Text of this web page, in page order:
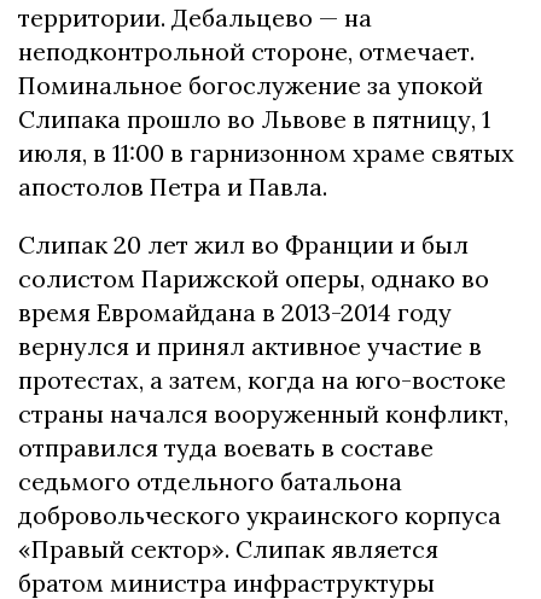
территории. Дебальцево — на
неподконтрольной стороне, отмечает.
Поминальное богослужение за упокой
Слипака прошло во Львове в пятницу, 1
июля, в 11:00 в гарнизонном храме святых
апостолов Петра и Павла.
Слипак 20 лет жил во Франции и был
солистом Парижской оперы, однако во
время Евромайдана в 2013-2014 году
вернулся и принял активное участие в
протестах, а затем, когда на юго-востоке
страны начался вооруженный конфликт,
отправился туда воевать в составе
седьмого отдельного батальона
добровольческого украинского корпуса
«Правый сектор». Слипак является
братом министра инфраструктуры